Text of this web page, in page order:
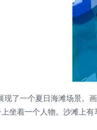
现了一个夏日海滩场景。
坐着一个人物。沙滩上